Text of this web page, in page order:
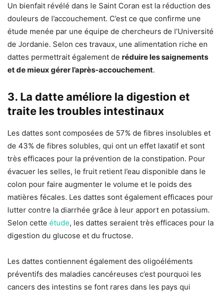
Un bienfait révélé dans le Saint Coran est la réduction des
douleurs de l’accouchement. C’est ce que confirme une
étude menée par une équipe de chercheurs de l’Université
de Jordanie. Selon ces travaux, une alimentation riche en
dattes permettrait également de réduire les saignements
et de mieux gérer l’après-accouchement.
3. La datte améliore la digestion et
traite les troubles intestinaux
Les dattes sont composées de 57% de fibres insolubles et
de 43% de fibres solubles, qui ont un effet laxatif et sont
très efficaces pour la prévention de la constipation. Pour
évacuer les selles, le fruit retient l’eau disponible dans le
colon pour faire augmenter le volume et le poids des
matières fécales. Les dattes sont également efficaces pour
lutter contre la diarrhée grâce à leur apport en potassium.
Selon cette étude, les dattes seraient très efficaces pour la
digestion du glucose et du fructose.
Les dattes contiennent également des oligoéléments
préventifs des maladies cancéreuses c’est pourquoi les
cancers des intestins se font rares dans les pays qui